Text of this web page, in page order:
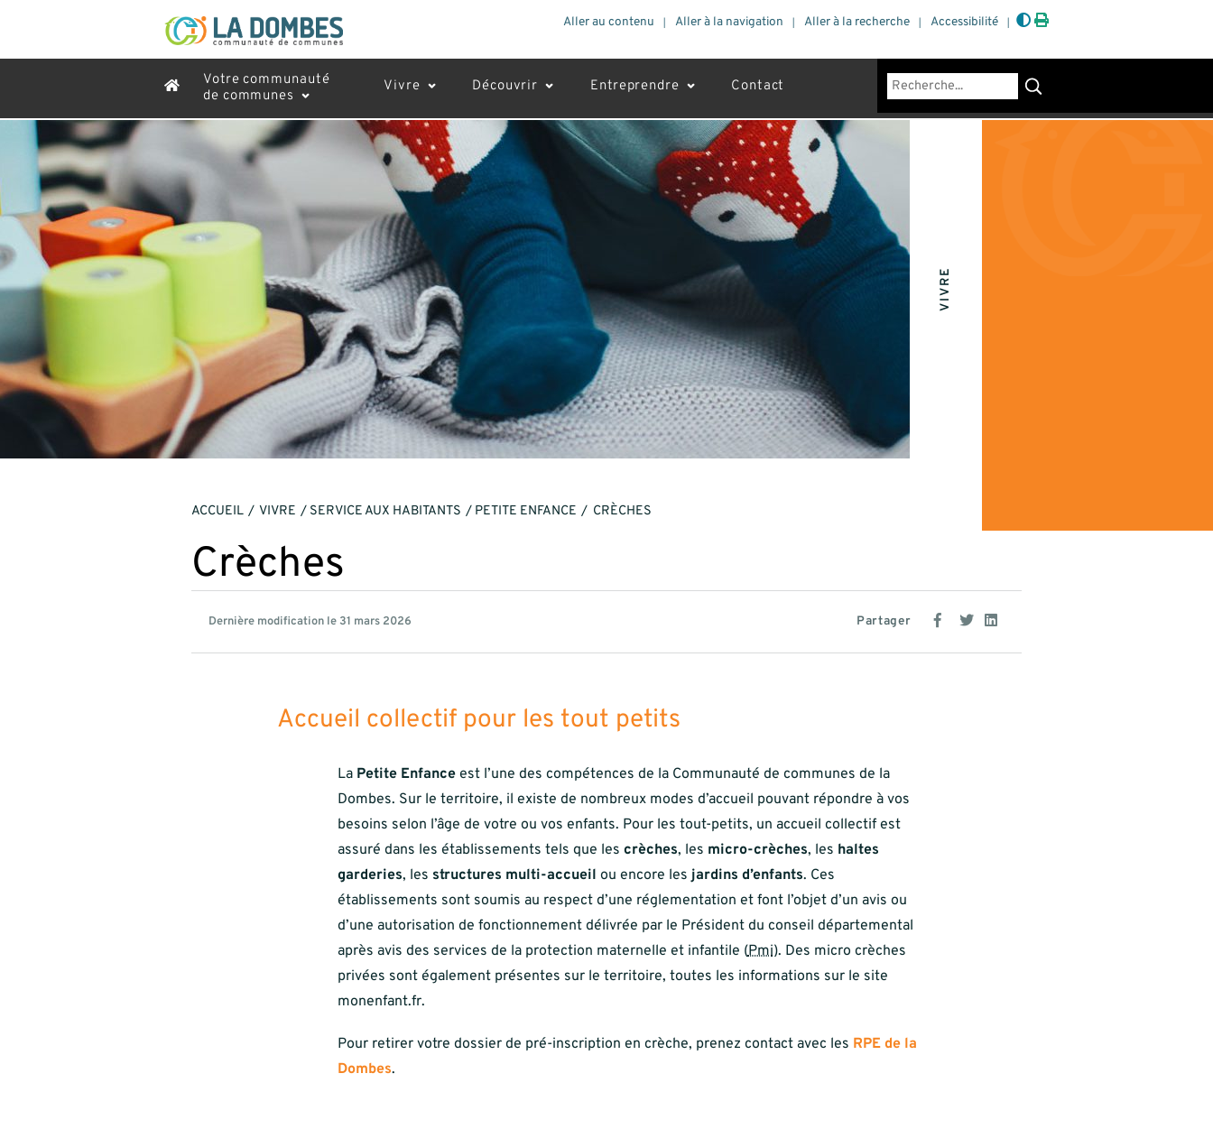
Aller au contenu Aller à la navigation Aller à la recherche Accessibilité
Votre communauté
de communes
Vivre Découvrir Entreprendre Contact Rechercher
VIVRE
ACCUEIL VIVRE SERVICE AUX HABITANTS PETITE ENFANCE CRÈCHES
Crèches
Dernière modification le 31 mars 2026 Partager
Accueil collectif pour les tout petits
La Petite Enfanceest l’une des compétences de la Communauté de communes de la
Dombes. Sur le territoire, il existe de nombreux modes d’accueil pouvant répondre à vos
besoins selon l’âge de votre ou vos enfants. Pour les tout-petits, un accueil collectif est
assuré dans les établissements tels que les crèches, les micro-crèches, les haltes
garderies, les structures multi-accueil ou encore lesjardins d’enfants. Ces
établissements sont soumis au respect d’une réglementation et font l’objet d’un avis ou
d’une autorisation de fonctionnement délivrée par le Président du conseil départemental
après avis des services de la protection maternelle et infantile (Pmi). Des micro crèches
privées sont également présentes sur le territoire, toutes les informations sur le site
monenfant.fr.
Pour retirer votre dossier de pré-inscription en crèche, prenez contact avec les RPE de la
Dombes.